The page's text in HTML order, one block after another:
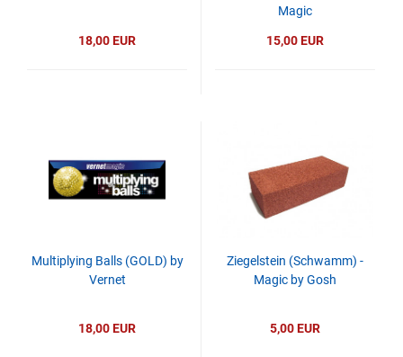
18,00 EUR
Magic
15,00 EUR
Multiplying Balls (GOLD) by
Vernet
18,00 EUR
Ziegelstein (Schwamm) -
Magic by Gosh
5,00 EUR